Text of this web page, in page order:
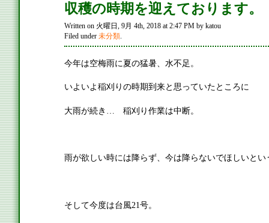
収穫の時期を迎えております。
Written on 火曜日, 9月 4th, 2018 at 2:47 PM by katou
Filed under 未分類.
今年は空梅雨に夏の猛暑、水不足。
いよいよ稲刈りの時期到来と思っていたところに
大雨が続き… 稲刈り作業は中断。
雨が欲しい時には降らず、今は降らないでほしいとい
そして今度は台風21号。